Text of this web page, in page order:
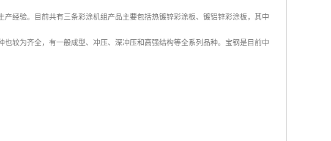
经验。目前共有三条彩涂机组产品主要包括热镀锌彩涂板、镀铝锌彩涂板，其中
较为齐全，有一般成型、冲压、深冲压和高强结构等全系列品种。宝钢是目前中